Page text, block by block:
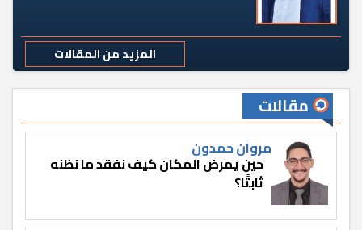
المزيد من المقالات
مقالات
مروان حمدون
حين يمرض المكان كيف نفقد ما نظنه
ثابتًا؟